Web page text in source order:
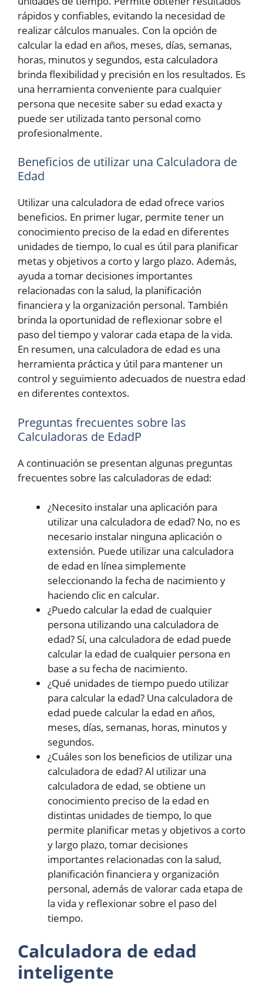
rápidos y confiables, evitando la necesidad de
realizar cálculos manuales. Con la opción de
calcular la edad en años, meses, días, semanas,
horas, minutos y segundos, esta calculadora
brinda flexibilidad y precisión en los resultados. Es
una herramienta conveniente para cualquier
persona que necesite saber su edad exacta y
puede ser utilizada tanto personal como
profesionalmente.
Beneficios de utilizar una Calculadora de
Edad
Utilizar una calculadora de edad ofrece varios
beneficios. En primer lugar, permite tener un
conocimiento preciso de la edad en diferentes
unidades de tiempo, lo cual es útil para planificar
metas y objetivos a corto y largo plazo. Además,
ayuda a tomar decisiones importantes
relacionadas con la salud, la planificación
financiera y la organización personal. También
brinda la oportunidad de reflexionar sobre el
paso del tiempo y valorar cada etapa de la vida.
En resumen, una calculadora de edad es una
herramienta práctica y útil para mantener un
control y seguimiento adecuados de nuestra edad
en diferentes contextos.
Preguntas frecuentes sobre las
Calculadoras de EdadP
A continuación se presentan algunas preguntas
frecuentes sobre las calculadoras de edad:
¿Necesito instalar una aplicación para
utilizar una calculadora de edad? No, no es
necesario instalar ninguna aplicación o
extensión. Puede utilizar una calculadora
de edad en línea simplemente
seleccionando la fecha de nacimiento y
haciendo clic en calcular.
¿Puedo calcular la edad de cualquier
persona utilizando una calculadora de
edad? Sí, una calculadora de edad puede
calcular la edad de cualquier persona en
base a su fecha de nacimiento.
¿Qué unidades de tiempo puedo utilizar
para calcular la edad? Una calculadora de
edad puede calcular la edad en años,
meses, días, semanas, horas, minutos y
segundos.
¿Cuáles son los beneficios de utilizar una
calculadora de edad? Al utilizar una
calculadora de edad, se obtiene un
conocimiento preciso de la edad en
distintas unidades de tiempo, lo que
permite planificar metas y objetivos a corto
y largo plazo, tomar decisiones
importantes relacionadas con la salud,
planificación financiera y organización
personal, además de valorar cada etapa de
la vida y reflexionar sobre el paso del
tiempo.
Calculadora de edad
inteligente